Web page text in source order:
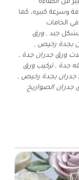
من الكفاءة
وسرعة كبيره، كما
الخامات
بشكل جيد ,ورق
بجدة رخيص ,
ورق جدران جدة ,
جدة , تركيب ورق
بجدة رخيص ,
جدران الصواريخ